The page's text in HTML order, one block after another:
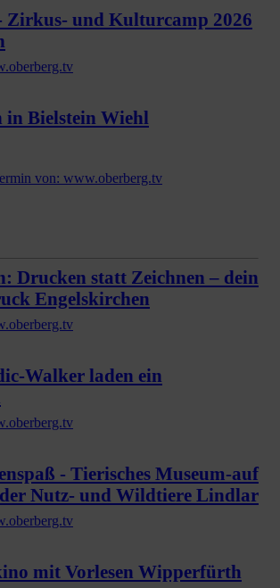
Zirkus- und Kulturcamp 2026
in Bielstein Wiehl
von: www.oberberg.tv
Drucken statt Zeichnen – dein
Engelskirchen
Walker laden ein
- Tierisches Museum-auf
Nutz- und Wildtiere Lindlar
mit Vorlesen Wipperfürth